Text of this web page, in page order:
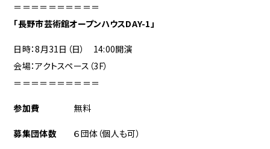
＝＝＝＝＝＝＝＝＝＝
「長野市芸術館オープンハウスDAY-1」
日時：8月31日（日） 14:00開演
会場：アクトスペース（3F）
＝＝＝＝＝＝＝＝＝＝
参加費 無料
募集団体数 ６団体（個人も可）